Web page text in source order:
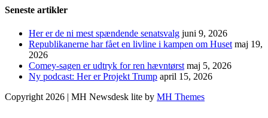
Seneste artikler
Her er de ni mest spændende senatsvalg juni 9, 2026
Republikanerne har fået en livline i kampen om Huset maj 19,
2026
Comey-sagen er udtryk for ren hævntørst maj 5, 2026
Ny podcast: Her er Projekt Trump april 15, 2026
Copyright 2026 | MH Newsdesk lite by MH Themes